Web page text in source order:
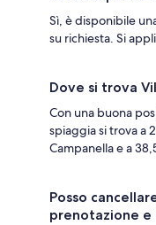
Sì, è disponibile
su richiesta. Si
Dove si trova
Con una buona
spiaggia si trova a
Campanella e a
Posso
prenotazione e